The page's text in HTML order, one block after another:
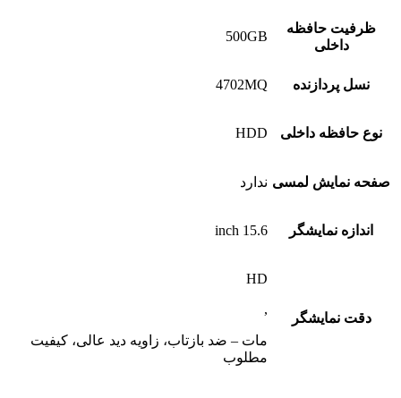
ظرفیت حافظه
داخلی
500GB
نسل پردازنده 4702MQ
نوع حافظه داخلی HDD
صفحه نمایش لمسی ندارد
اندازه نمایشگر 15.6 inch
دقت نمایشگر
HD
,
مات – ضد بازتاب، زاویه دید عالی، کیفیت
مطلوب